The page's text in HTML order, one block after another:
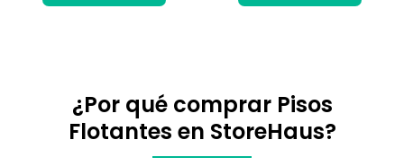
¿Por qué comprar Pisos
Flotantes en StoreHaus?